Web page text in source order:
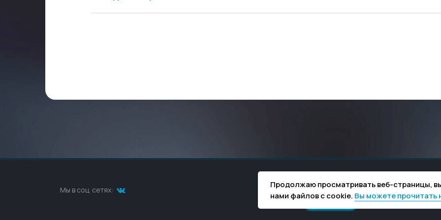
Продолжаю просматривать веб-страницы,
нами файлов c cookie. Вы можете прочитать
Мы в соц. сетях: